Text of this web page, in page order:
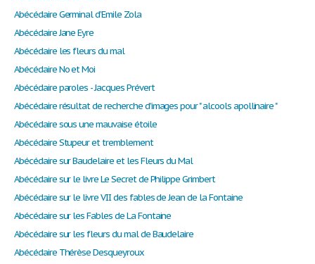
Abécédaire Germinal d’Emile Zola
Abécédaire Jane Eyre
Abécédaire les fleurs du mal
Abécédaire No et Moi
Abécédaire paroles - Jacques Prévert
Abécédaire résultat de recherche d'images pour " alcools apollinaire "
Abécédaire sous une mauvaise étoile
Abécédaire Stupeur et tremblement
Abécédaire sur Baudelaire et les Fleurs du Mal
Abécédaire sur le livre Le Secret de Philippe Grimbert
Abécédaire sur le livre VII des fables de Jean de la Fontaine
Abécédaire sur les Fables de La Fontaine
Abécédaire sur les fleurs du mal de Baudelaire
Abécédaire Thérèse Desqueyroux